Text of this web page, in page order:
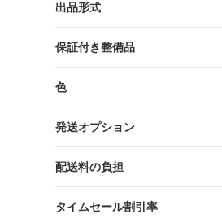
出品形式
保証付き整備品
色
発送オプション
配送料の負担
タイムセール割引率